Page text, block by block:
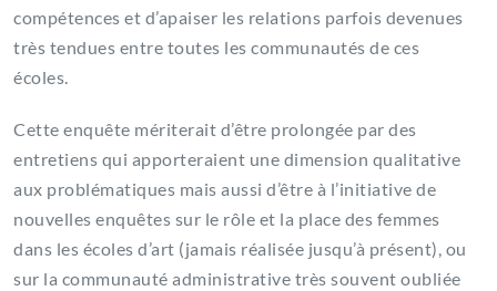
compétences et d’apaiser les relations parfois devenues
très tendues entre toutes les communautés de ces
écoles.
Cette enquête mériterait d’être prolongée par des
entretiens qui apporteraient une dimension qualitative
aux problématiques mais aussi d’être à l’initiative de
nouvelles enquêtes sur le rôle et la place des femmes
dans les écoles d’art (jamais réalisée jusqu’à présent), ou
sur la communauté administrative très souvent oubliée